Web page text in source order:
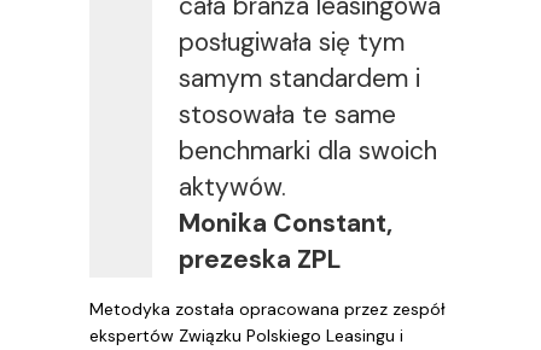
posługiwała się tym
samym standardem i
stosowała te same
benchmarki dla swoich
aktywów.
Monika Constant,
prezeska ZPL
Metodyka została opracowana przez zespół
ekspertów Związku Polskiego Leasingu i